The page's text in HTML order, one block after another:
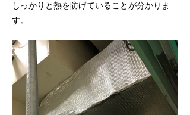
しっかりと熱を防げていることが分かりま
す。